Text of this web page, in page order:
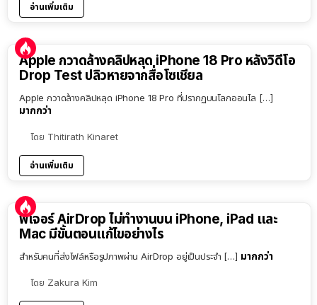
อ่านเพิ่มเติม
Apple กวาดล้างคลิปหลุด iPhone 18 Pro หลังวิดีโอ
Drop Test ปลิวหายจากสื่อโซเชียล
Apple กวาดล้างคลิปหลุด iPhone 18 Pro ที่ปรากฏบนโลกออนไล […]
มากกว่า
โดย Thitirath Kinaret
อ่านเพิ่มเติม
ฟีเจอร์ AirDrop ไม่ทำงานบน iPhone, iPad และ
Mac มีขั้นตอนแก้ไขอย่างไร
สำหรับคนที่ส่งไฟล์หรือรูปภาพผ่าน AirDrop อยู่เป็นประจำ […] มากกว่า
โดย Zakura Kim